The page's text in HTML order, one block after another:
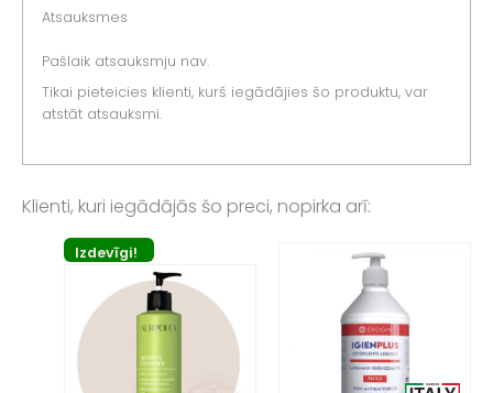
Atsauksmes
Pašlaik atsauksmju nav.
Tikai pieteicies klienti, kurš iegādājies šo produktu, var
atstāt atsauksmi.
Klienti, kuri iegādājās šo preci, nopirka arī:
Izdevīgi!